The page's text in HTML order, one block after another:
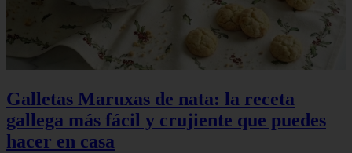
Galletas Maruxas de nata: la receta
gallega más fácil y crujiente que puedes
hacer en casa